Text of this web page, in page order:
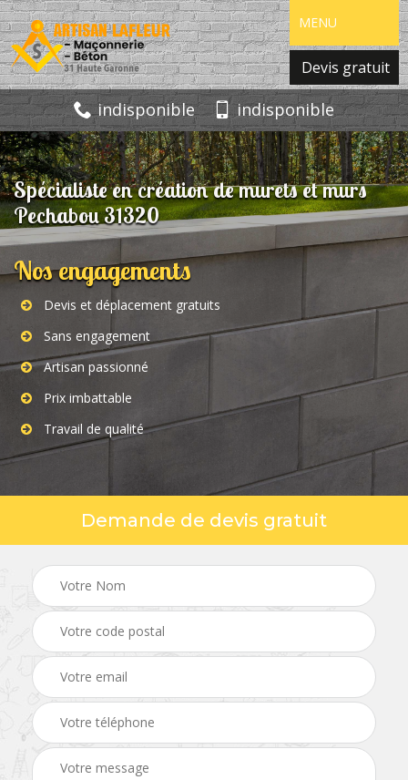
MENU
Devis gratuit
indisponible indisponible
Spécialiste en création de murets et murs
Pechabou 31320
Nos engagements
Devis et déplacement gratuits
Sans engagement
Artisan passionné
Prix imbattable
Travail de qualité
Demande de devis gratuit